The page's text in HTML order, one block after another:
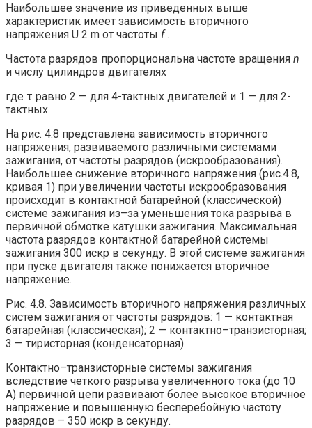
Наибольшее значение из приведенных выше
характеристик имеет зависимость вторичного
напряжения U 2 m от частоты f.
Частота разрядов пропорциональна частоте вращения n
и числу цилиндров двигателях
где τ равно 2 — для 4-тактных двигателей и 1 — для 2-
тактных.
На рис. 4.8 представлена зависимость вторичного
напряжения, развиваемого различными системами
зажигания, от частоты разрядов (искрообразования).
Наибольшее снижение вторичного напряжения (рис.4.8,
кривая 1) при увеличении частоты искрообразования
происходит в контактной батарейной (классической)
системе зажигания из–за уменьшения тока разрыва в
первичной обмотке катушки зажигания. Максимальная
частота разрядов контактной батарейной системы
зажигания 300 искр в секунду. В этой системе зажигания
при пуске двигателя также понижается вторичное
напряжение.
Рис. 4.8. Зависимость вторичного напряжения различных
систем зажигания от частоты разрядов: 1 — контактная
батарейная (классическая); 2 — контактно–транзисторная;
3 — тиристорная (конденсаторная).
Контактно–транзисторные системы зажигания
вследствие четкого разрыва увеличенного тока (до 10
А) первичной цепи развивают более высокое вторичное
напряжение и повышенную бесперебойную частоту
разрядов – 350 искр в секунду.